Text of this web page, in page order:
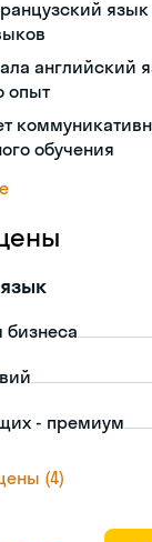
английский
опыт
обучения
бизнеса
- премиум
(4)